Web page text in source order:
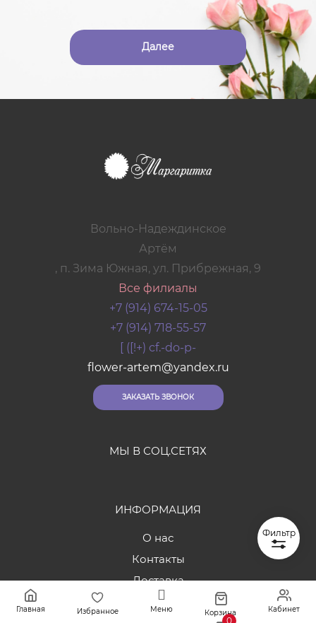
Главная Избранное Меню Корзина
0
Кабинет
Далее
Артём
Вольно-Надеждинское
, п. Зима Южная, ул. Прибрежная, 9
Все филиалы
+7 (914) 674-15-05
+7 (914) 718-55-57
[ ([!+) cf.-do-p-
flower-artem@yandex.ru
ЗАКАЗАТЬ ЗВОНОК
МЫ В СОЦ.СЕТЯХ
ИНФОРМАЦИЯ
О нас
Контакты
Доставка
Оплата
Фильтр